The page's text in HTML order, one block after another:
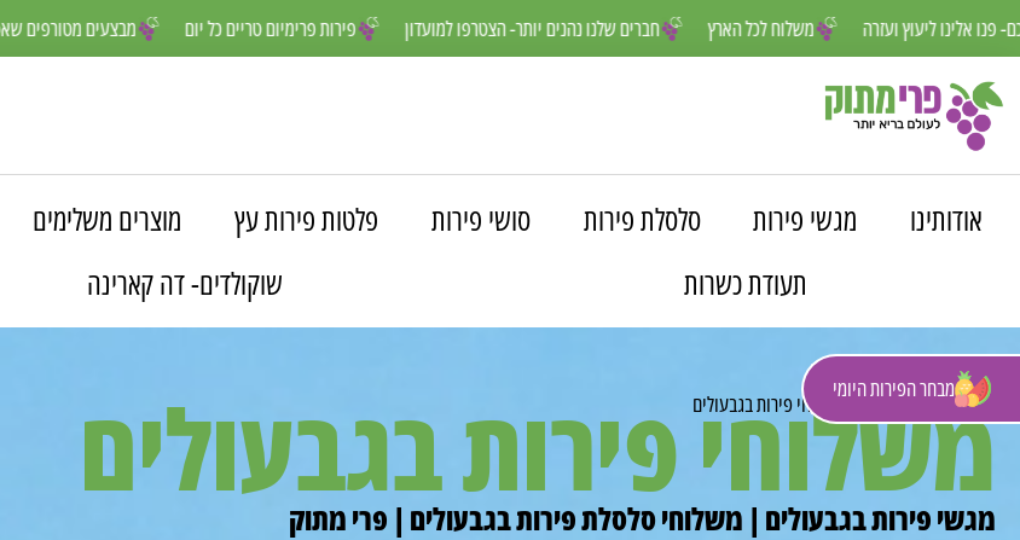
פירות פרימיום טריים כל יום חברים שלנו נהנים יותר- הצטרפו למועדון משלוח לכל הארץ אנחנו פה למענכם- פנו אלינו ליעוץ ועזרה
מבחר הפירות היומי
אודותינו מגשי פירות סלסלת פירות סושי פירות פלטות פירות עץ מוצרים משלימים
תעודת כשרות
שוקולדים- דה קארינה
פרי מתוק» משלוחים»משלוחי פירות בגבעולים
משלוחי פירות בגבעולים
מגשי פירות בגבעולים | משלוחי סלסלת פירות בגבעולים | פרי מתוק